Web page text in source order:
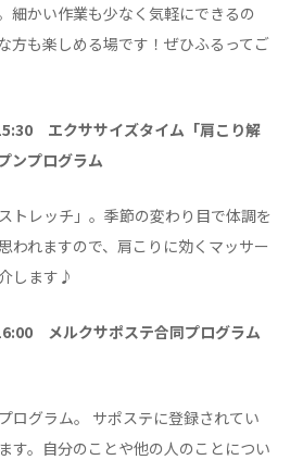
細かい作業も少なく気軽にできるの
方も楽しめる場です！ぜひふるってご
エクササイズタイム「肩こり解
ンプログラム
トレッチ」。季節の変わり目で体調を
われますので、肩こりに効くマッサー
します♪
メルクサポステ合同プログラム
ログラム。 サポステに登録されてい
す。自分のことや他の人のことについ